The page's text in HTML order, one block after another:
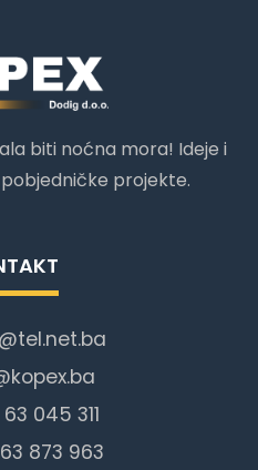
biti noćna mora! Ideje i
projekte.
045 311
873 963